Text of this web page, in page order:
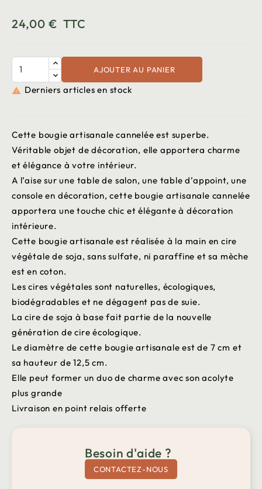
24,00 € TTC
AJOUTER AU PANIER
 Derniers articles en stock
Cette bougie artisanale cannelée est superbe.
Véritable objet de décoration, elle apportera charme
et élégance à votre intérieur.
A l’aise sur une table de salon, une table d’appoint, une
console en décoration, cette bougie artisanale cannelée
apportera une touche chic et élégante à décoration
intérieure.
Cette bougie artisanale est réalisée à la main en cire
végétale de soja, sans sulfate, ni paraffine et sa mèche
est en coton.
Les cires végétales sont naturelles, écologiques,
biodégradables et ne dégagent pas de suie.
La cire de soja à base fait partie de la nouvelle
génération de cire écologique.
Le diamètre de cette bougie artisanale est de 7 cm et
sa hauteur de 12,5 cm.
Elle peut former un duo de charme avec son acolyte
plus grande
Livraison en point relais offerte
Besoin d'aide ?
CONTACTEZ-NOUS